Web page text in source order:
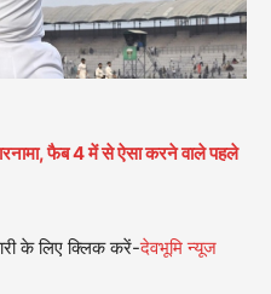
फैब 4 में से ऐसा करने वाले पहले
के लिए क्लिक करें-देवभूमि न्यूज